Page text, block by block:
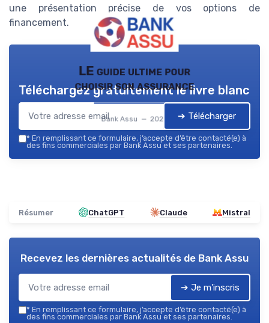
une présentation précise de vos options de
financement.
LE guide ultime pour
choisir son assurance
Bank Assu — 2026
Téléchargez gratuitement le livre blanc
➔ Télécharger
* En remplissant ce formulaire, j’accepte d’être contacté(e) à
des fins commerciales par Bank Assu et ses partenaires.
Résumer ChatGPT Claude Mistral
Recevez les dernières actualités de Bank Assu
➔ Je m'inscris
* En remplissant ce formulaire, j’accepte d’être contacté(e) à
des fins commerciales par Bank Assu et ses partenaires.